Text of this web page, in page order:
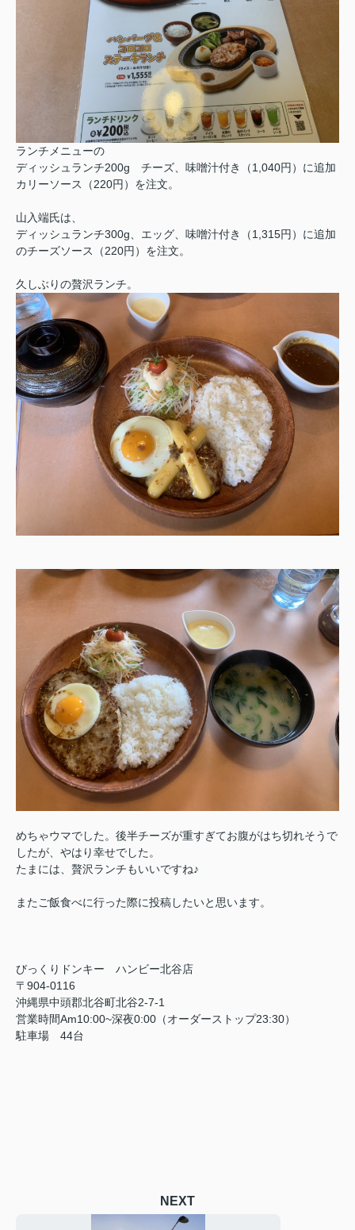
ランチメニューの
ディッシュランチ200g チーズ、味噌汁付き（1,040円）に追加
カリーソース（220円）を注文。
山入端氏は、
ディッシュランチ300g、エッグ、味噌汁付き（1,315円）に追加
のチーズソース（220円）を注文。
久しぶりの贅沢ランチ。
めちゃウマでした。後半チーズが重すぎてお腹がはち切れそうで
したが、やはり幸せでした。
たまには、贅沢ランチもいいですね♪
またご飯食べに行った際に投稿したいと思います。
びっくりドンキー ハンビー北谷店
〒904-0116
沖縄県中頭郡北谷町北谷2-7-1
営業時間Am10:00~深夜0:00（オーダーストップ23:30）
駐車場 44台
NEXT